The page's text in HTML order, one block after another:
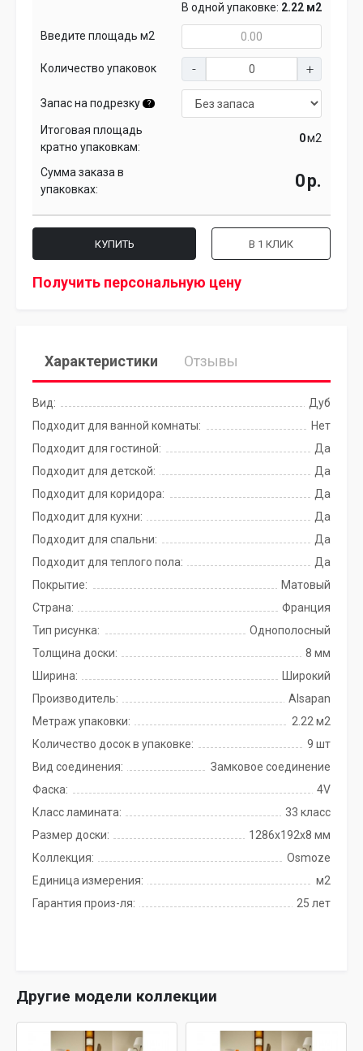
В одной упаковке: 2.22 м2
Введите площадь м2
Количество упаковок
Запас на подрезку ?
Итоговая площадь
кратно упаковкам:
м2
Сумма заказа в
упаковках:
р.
КУПИТЬ В 1 КЛИК
Получить персональную цену
Характеристики Отзывы
Вид:
Дуб
Подходит для ванной комнаты:
Нет
Подходит для гостиной:
Да
Подходит для детской:
Да
Подходит для коридора:
Да
Подходит для кухни:
Да
Подходит для спальни:
Да
Подходит для теплого пола:
Да
Покрытие:
Матовый
Страна:
Франция
Тип рисунка:
Однополосный
Толщина доски:
8 мм
Ширина:
Широкий
Производитель:
Alsapan
Метраж упаковки:
2.22 м2
Количество досок в упаковке:
9 шт
Вид соединения:
Замковое соединение
Фаска:
4V
Класс ламината:
33 класс
Размер доски:
1286х192х8 мм
Коллекция:
Osmoze
Единица измерения:
м2
Гарантия произ-ля:
25 лет
Другие модели коллекции